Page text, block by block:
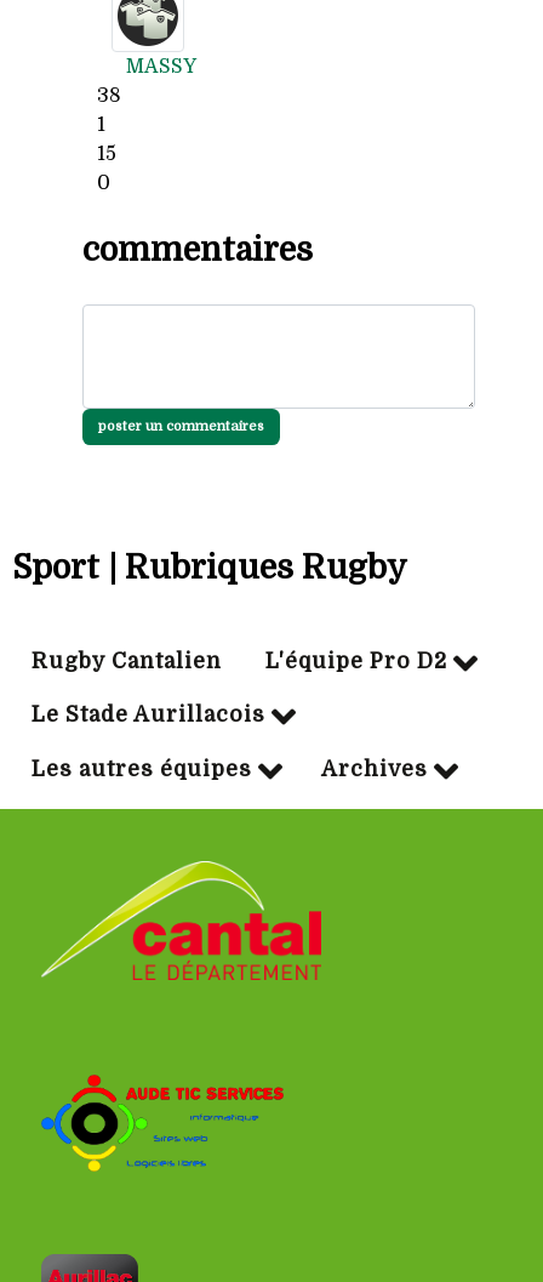
MASSY
38
1
15
0
commentaires
poster un commentaires
Sport | Rubriques Rugby
Rugby Cantalien L'équipe Pro D2
Le Stade Aurillacois
Les autres équipes Archives